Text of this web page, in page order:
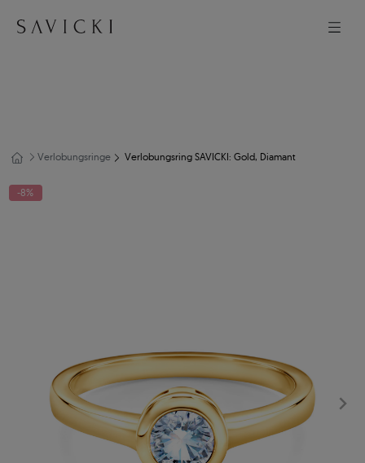
Verlobungsringe Verlobungsring SAVICKI: Gold, Diamant
-8%